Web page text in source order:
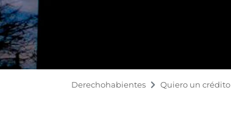
Derechohabientes Quiero un crédito